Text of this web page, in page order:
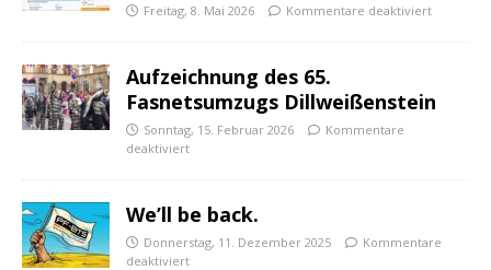
Freitag, 8. Mai 2026 Kommentare deaktiviert
Aufzeichnung des 65.
Fasnetsumzugs Dillweißenstein
Sonntag, 15. Februar 2026
Kommentare
deaktiviert
We’ll be back.
Donnerstag, 11. Dezember 2025
Kommentare
deaktiviert